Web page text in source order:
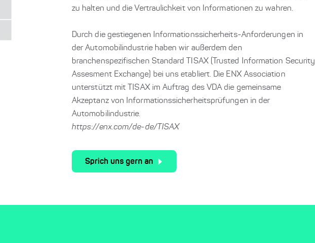
zu halten und die Vertraulichkeit von Informationen zu wahren.
Durch die gestiegenen Informationssicherheits-Anforderungen in
der Automobilindustrie haben wir außerdem den
branchenspezifischen Standard TISAX (Trusted Information Security
Assesment Exchange) bei uns etabliert. Die ENX Association
unterstützt mit TISAX im Auftrag des VDA die gemeinsame
Akzeptanz von Informationssicherheitsprüfungen in der
Automobilindustrie.
https://enx.com/de-de/TISAX
Sprich uns gern an